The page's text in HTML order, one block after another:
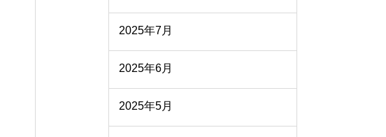
2025年7月
2025年6月
2025年5月